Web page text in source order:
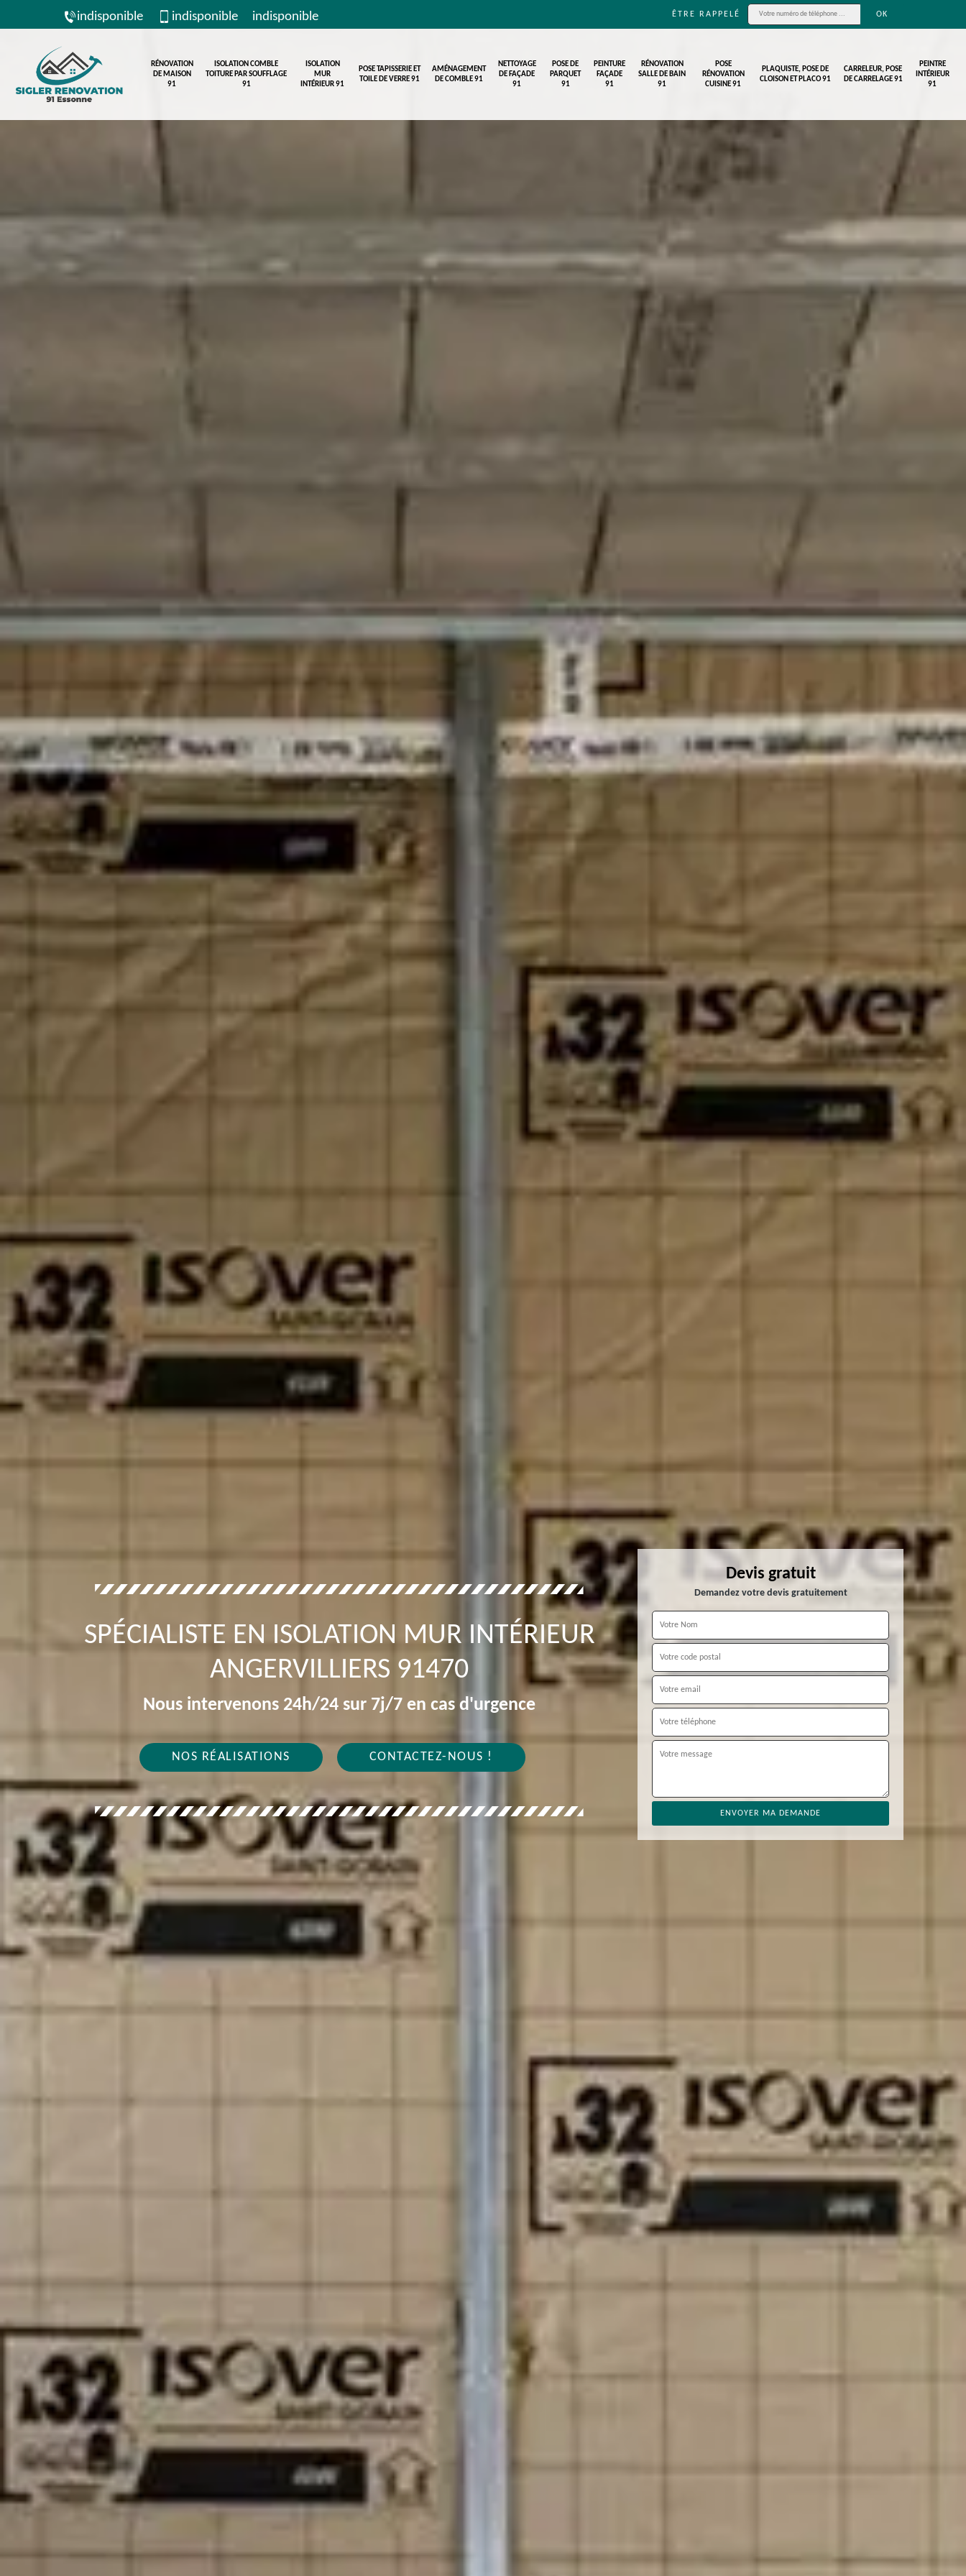
indisponible indisponible indisponible ÊTRE RAPPELÉ
RÉNOVATION
DE MAISON
91
ISOLATION COMBLE
TOITURE PAR SOUFFLAGE
91
ISOLATION
MUR
INTÉRIEUR 91
POSE TAPISSERIE ET
TOILE DE VERRE 91
AMÉNAGEMENT
DE COMBLE 91
NETTOYAGE
DE FAÇADE
91
POSE DE
PARQUET
91
PEINTURE
FAÇADE
91
RÉNOVATION
SALLE DE BAIN
91
POSE
RÉNOVATION
CUISINE 91
PLAQUISTE, POSE DE
CLOISON ET PLACO 91
CARRELEUR, POSE
DE CARRELAGE 91
PEINTRE
INTÉRIEUR
91
SPÉCIALISTE EN ISOLATION MUR INTÉRIEUR
ANGERVILLIERS 91470
Nous intervenons 24h/24 sur 7j/7 en cas d'urgence
NOS RÉALISATIONS CONTACTEZ-NOUS !
Devis gratuit
Demandez votre devis gratuitement